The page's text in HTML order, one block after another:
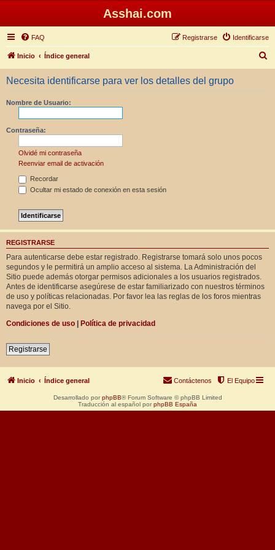
Asshai.com
FAQ Identificarse
Registrarse
Inicio Índice general
u
Necesita identificarse para ver los detalles del grupo
Nombre de Usuario:
Contraseña:
Olvidé mi contraseña
Reenviar email de activación
Recordar
Ocultar mi estado de conexión en esta sesión
REGISTRARSE
Para autenticarse debe estar registrado. Registrarse tomará solo unos pocos
segundos y le permitirá un amplio acceso al sistema. La Administración del
Sitio puede además otorgar permisos adicionales a los usuarios registrados.
Antes de identificarse asegúrese de estar familiarizado con nuestros términos
de uso y políticas relacionadas. Por favor lea las reglas de los foros mientras
navega por el Sitio.
Condiciones de uso | Política de privacidad
Registrarse
Inicio Índice general El Equipo
Contáctenos
Desarrollado por phpBB® Forum Software © phpBB Limited
Traducción al español por phpBB España